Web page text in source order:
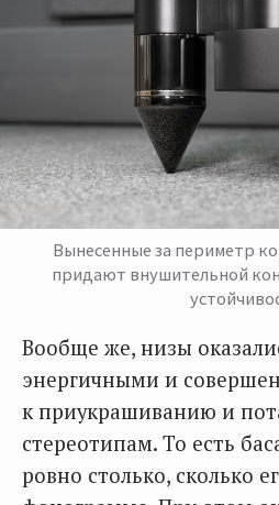
Вынесенные за периметр
придают внушительной
Вообще же, низы
энергичными и
к приукрашиванию и
стереотипам. То есть
ровно столько, сколько